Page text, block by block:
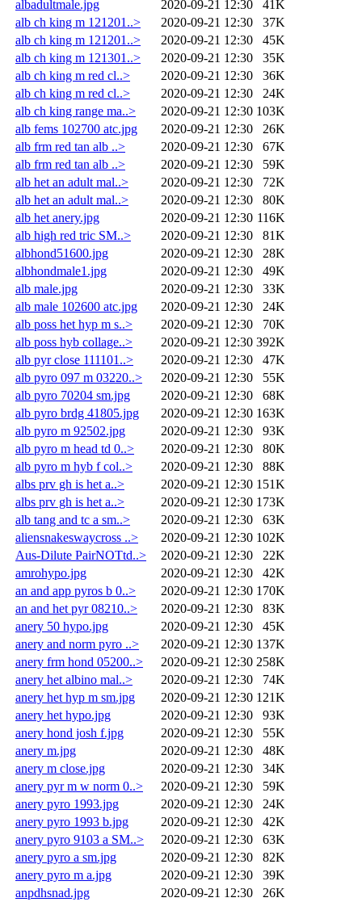
albadultmale.jpg 2020-09-21 12:30
41K
alb ch king m 121201..>
2020-09-21 12:30
37K
alb ch king m 121201..>
2020-09-21 12:30
45K
alb ch king m 121301..>
2020-09-21 12:30
35K
alb ch king m red cl..>
2020-09-21 12:30
36K
alb ch king m red cl..>
2020-09-21 12:30
24K
alb ch king range ma..>
2020-09-21 12:30 103K
alb fems 102700 atc.jpg
2020-09-21 12:30
26K
alb frm red tan alb ..>
2020-09-21 12:30
67K
alb frm red tan alb ..>
2020-09-21 12:30
59K
alb het an adult mal..>
2020-09-21 12:30
72K
alb het an adult mal..>
2020-09-21 12:30
80K
alb het anery.jpg
2020-09-21 12:30 116K
alb high red tric SM..>
2020-09-21 12:30
81K
albhond51600.jpg
2020-09-21 12:30
28K
albhondmale1.jpg
2020-09-21 12:30
49K
alb male.jpg
2020-09-21 12:30
33K
alb male 102600 atc.jpg
2020-09-21 12:30
24K
alb poss het hyp m s..>
2020-09-21 12:30
70K
alb poss hyb collage..>
2020-09-21 12:30 392K
alb pyr close 111101..>
2020-09-21 12:30
47K
alb pyro 097 m 03220..>
2020-09-21 12:30
55K
alb pyro 70204 sm.jpg
2020-09-21 12:30
68K
alb pyro brdg 41805.jpg
2020-09-21 12:30 163K
alb pyro m 92502.jpg
2020-09-21 12:30
93K
alb pyro m head td 0..>
2020-09-21 12:30
80K
alb pyro m hyb f col..>
2020-09-21 12:30
88K
albs prv gh is het a..>
2020-09-21 12:30 151K
albs prv gh is het a..>
2020-09-21 12:30 173K
alb tang and tc a sm..>
2020-09-21 12:30
63K
aliensnakeswaycross ..>
2020-09-21 12:30 102K
Aus-Dilute PairNOTtd..>
2020-09-21 12:30
22K
amrohypo.jpg
2020-09-21 12:30
42K
an and app pyros b 0..>
2020-09-21 12:30 170K
an and het pyr 08210..>
2020-09-21 12:30
83K
anery 50 hypo.jpg
2020-09-21 12:30
45K
anery and norm pyro ..>
2020-09-21 12:30 137K
anery frm hond 05200..>
2020-09-21 12:30 258K
anery het albino mal..>
2020-09-21 12:30
74K
anery het hyp m sm.jpg
2020-09-21 12:30 121K
anery het hypo.jpg
2020-09-21 12:30
93K
anery hond josh f.jpg
2020-09-21 12:30
55K
anery m.jpg
2020-09-21 12:30
48K
anery m close.jpg
2020-09-21 12:30
34K
anery pyr m w norm 0..>
2020-09-21 12:30
59K
anery pyro 1993.jpg
2020-09-21 12:30
24K
anery pyro 1993 b.jpg
2020-09-21 12:30
42K
anery pyro 9103 a SM..>
2020-09-21 12:30
63K
anery pyro a sm.jpg
2020-09-21 12:30
82K
anery pyro m a.jpg
2020-09-21 12:30
39K
anpdhsnad.jpg
2020-09-21 12:30
26K